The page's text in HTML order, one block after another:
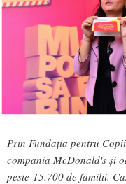
Prin Fundația pentru
compania McDonald's și
peste 15.700 de familii.